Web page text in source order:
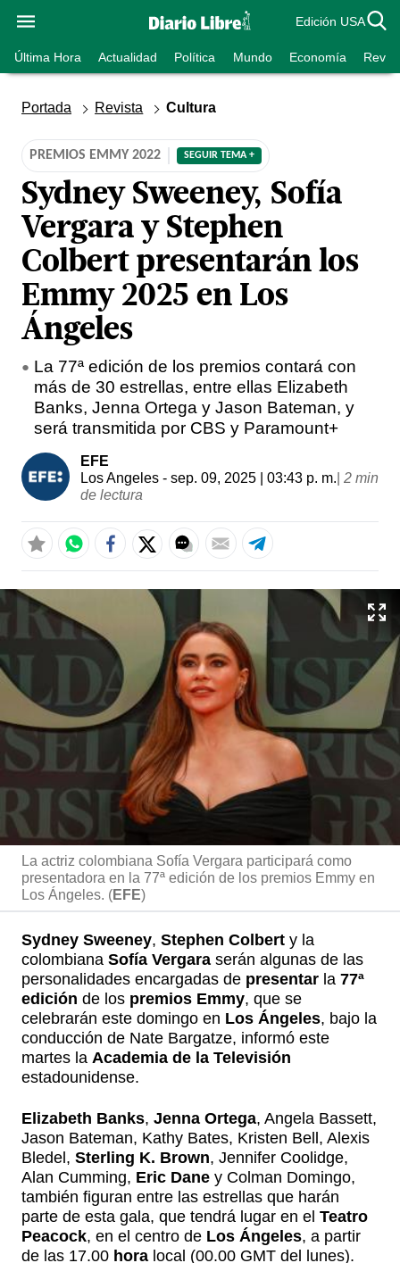
Edición USA
Última Hora Actualidad Política Mundo Economía
Portada Revista Cultura
PREMIOS EMMY 2022 SEGUIR TEMA +
Sydney Sweeney, Sofía
Vergara y Stephen
Colbert presentarán los
Emmy 2025 en Los
Ángeles
La 77ª edición de los premios contará con
más de 30 estrellas, entre ellas Elizabeth
Banks, Jenna Ortega y Jason Bateman, y
será transmitida por CBS y Paramount+
EFE
Los Angeles - sep. 09, 2025 | 03:43 p. m. 2 min
de lectura
La actriz colombiana Sofía Vergara participará como
presentadora en la 77ª edición de los premios Emmy en
Los Ángeles. (EFE)
Sydney Sweeney, Stephen Colbert y la
colombiana Sofía Vergara serán algunas de las
personalidades encargadas de presentar la 77ª
edición de los premios Emmy, que se
celebrarán este domingo en Los Ángeles, bajo la
conducción de Nate Bargatze, informó este
martes la Academia de la Televisión
estadounidense.
Elizabeth Banks, Jenna Ortega, Angela Bassett,
Jason Bateman, Kathy Bates, Kristen Bell, Alexis
Bledel, Sterling K. Brown, Jennifer Coolidge,
Alan Cumming, Eric Dane y Colman Domingo,
también figuran entre las estrellas que harán
parte de esta gala, que tendrá lugar en el Teatro
Peacock, en el centro de Los Ángeles, a partir
de las 17.00 hora local (00.00 GMT del lunes).